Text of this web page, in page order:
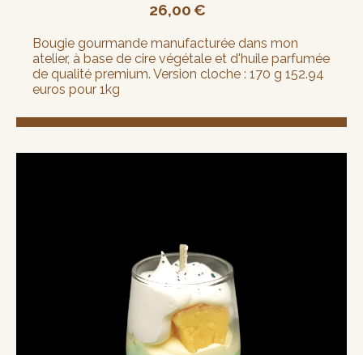
26,00€
Bougie gourmande manufacturée dans mon
atelier, à base de cire végétale et d'huile parfumée
de qualité premium. Version cloche : 170 g 152.94
euros pour 1kg